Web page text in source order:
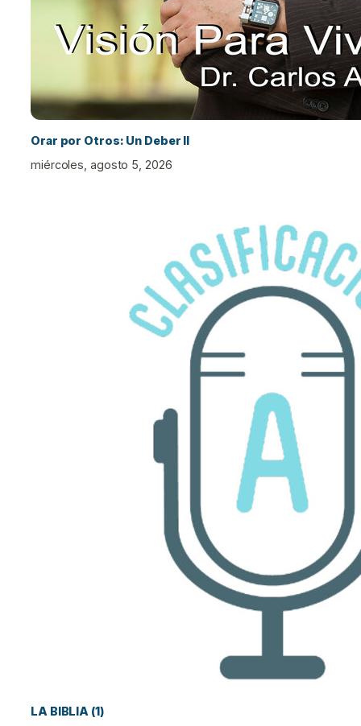
Orar por Otros: Un Deber II
miércoles, agosto 5, 2026
LA BIBLIA (1)